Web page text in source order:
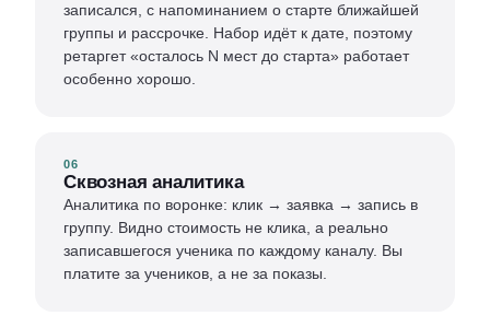
записался, с напоминанием о старте ближайшей
группы и рассрочке. Набор идёт к дате, поэтому
ретаргет «осталось N мест до старта» работает
особенно хорошо.
06
Сквозная аналитика
Аналитика по воронке: клик → заявка → запись в
группу. Видно стоимость не клика, а реально
записавшегося ученика по каждому каналу. Вы
платите за учеников, а не за показы.